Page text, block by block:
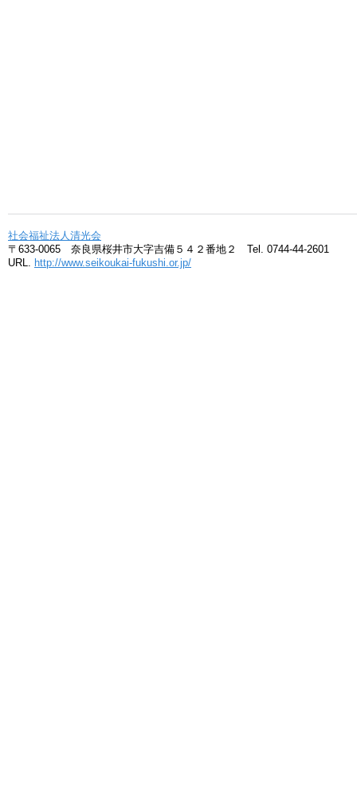
社会福祉法人清光会
〒633-0065 奈良県桜井市大字吉備５４２番地２ Tel. 0744-44-2601
URL. http://www.seikoukai-fukushi.or.jp/